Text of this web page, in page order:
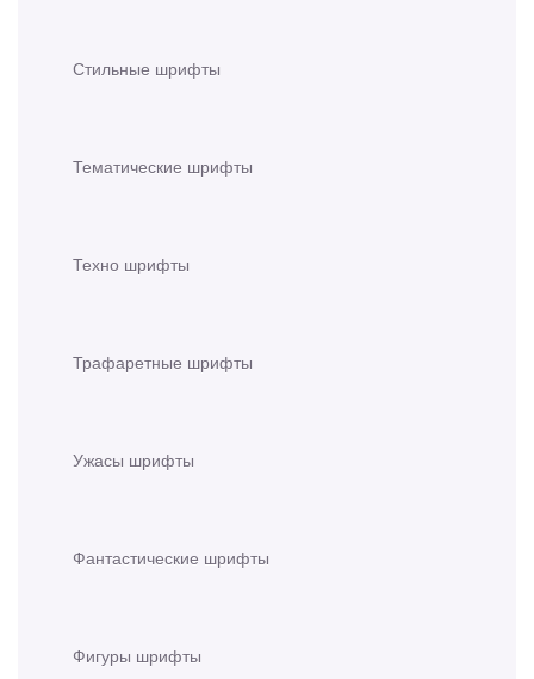
Стильные шрифты
Тематические шрифты
Техно шрифты
Трафаретные шрифты
Ужасы шрифты
Фантастические шрифты
Фигуры шрифты